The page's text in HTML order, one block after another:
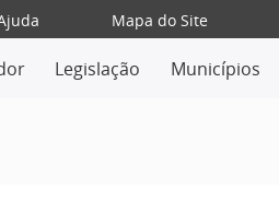
Mapa do Site
Legislação Municípios